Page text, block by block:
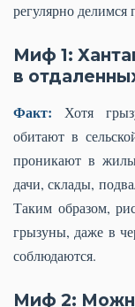
регулярно
Миф 1:
в
Факт: Хотя
обитают в
проникают в
дачи, склады,
Таким образом,
грызуны, даже в
соблюдаются.
Миф 2: